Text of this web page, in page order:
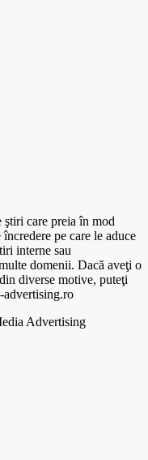
ştiri care preia în mod
pe care le aduce
interne sau
domenii. Dacă aveţi o
diverse motive, puteţi
advertising.ro
Advertising